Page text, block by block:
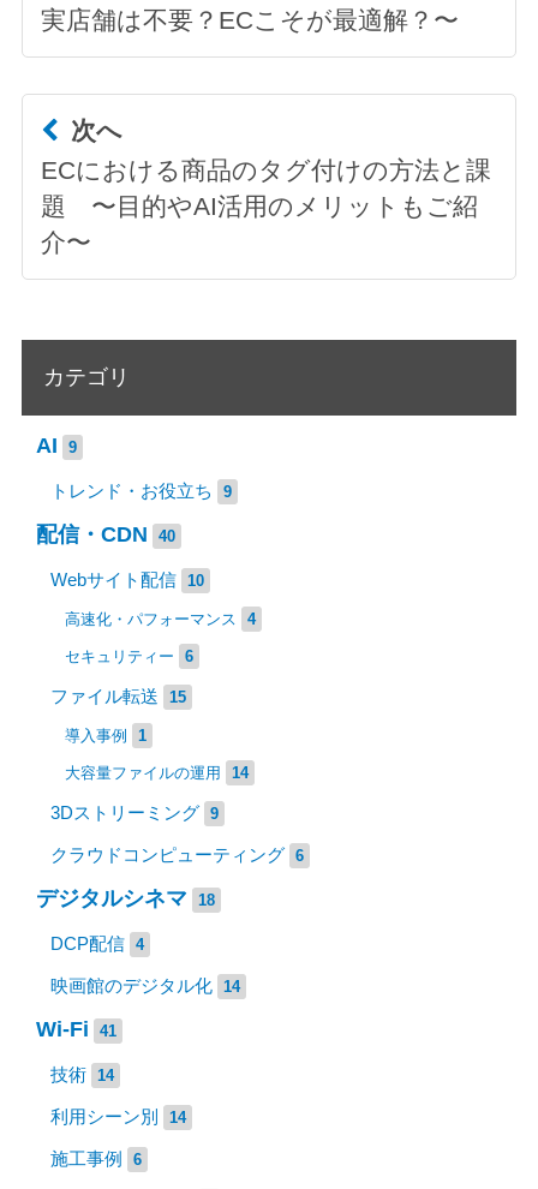
実店舗は不要？ECこそが最適解？〜
次へ
ECにおける商品のタグ付けの方法と課
題 〜目的やAI活用のメリットもご紹
介〜
カテゴリ
AI 9
トレンド・お役立ち 9
配信・CDN 40
Webサイト配信 10
高速化・パフォーマンス 4
セキュリティー 6
ファイル転送 15
導入事例 1
大容量ファイルの運用 14
3Dストリーミング 9
クラウドコンピューティング 6
デジタルシネマ 18
DCP配信 4
映画館のデジタル化 14
Wi-Fi 41
技術 14
利用シーン別 14
施工事例 6